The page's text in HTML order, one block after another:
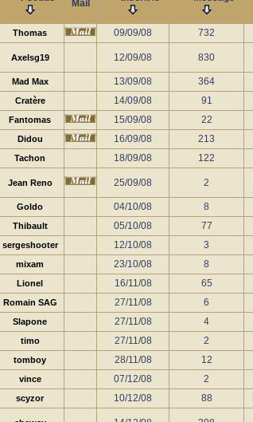
Mail
Thomas 09/09/08 732
Axelsg19 12/09/08 830
Mad Max 13/09/08 364
Cratère 14/09/08 91
Fantomas 15/09/08 22
Didou 16/09/08 213
Tachon 18/09/08 122
Jean Reno 25/09/08 2
Goldo 04/10/08 8
Thibault 05/10/08 77
sergeshooter 12/10/08 3
mixam 23/10/08 8
Lionel 16/11/08 65
Romain SAG 27/11/08 6
Slapone 27/11/08 4
timo 27/11/08 2
tomboy 28/11/08 12
vince 07/12/08 2
scyzor 10/12/08 88